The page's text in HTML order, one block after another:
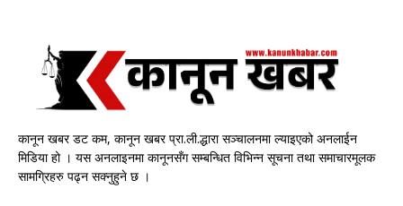
कानून खबर डट कम, कानून खबर प्रा.ली.द्धारा सञ्चालनमा ल्याइएको अनलाईन
मिडिया हो । यस अनलाइनमा कानूनसँग सम्बन्धित विभिन्न सूचना तथा समाचारमूलक
सामग्रिहरु पढ्न सक्नुहुने छ ।